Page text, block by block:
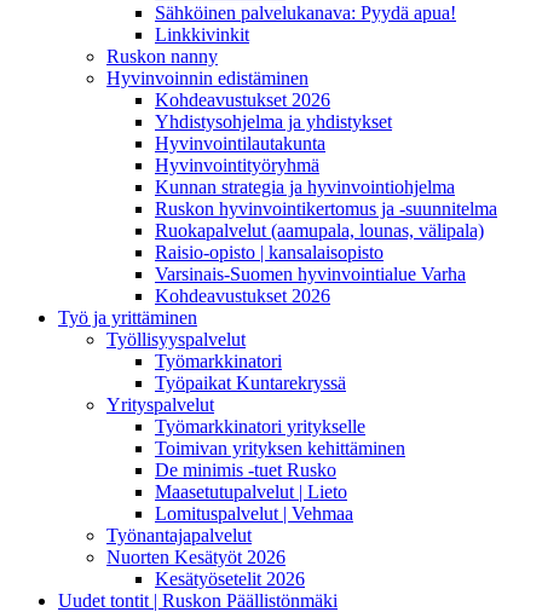
Sähköinen palvelukanava: Pyydä apua!
Linkkivinkit
Ruskon nanny
Hyvinvoinnin edistäminen
Kohdeavustukset 2026
Yhdistysohjelma ja yhdistykset
Hyvinvointilautakunta
Hyvinvointityöryhmä
Kunnan strategia ja hyvinvointiohjelma
Ruskon hyvinvointikertomus ja -suunnitelma
Ruokapalvelut (aamupala, lounas, välipala)
Raisio-opisto | kansalaisopisto
Varsinais-Suomen hyvinvointialue Varha
Kohdeavustukset 2026
Työ ja yrittäminen
Työllisyyspalvelut
Työmarkkinatori
Työpaikat Kuntarekryssä
Yrityspalvelut
Työmarkkinatori yritykselle
Toimivan yrityksen kehittäminen
De minimis -tuet Rusko
Maasetutupalvelut | Lieto
Lomituspalvelut | Vehmaa
Työnantajapalvelut
Nuorten Kesätyöt 2026
Kesätyösetelit 2026
Uudet tontit | Ruskon Päällistönmäki